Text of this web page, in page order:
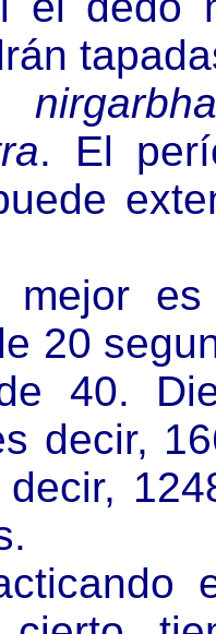
. El
mejor
20
40.
decir,
decir,